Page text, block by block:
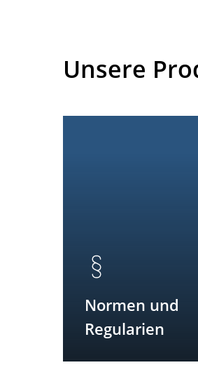
Unsere
Normen und
Regularien